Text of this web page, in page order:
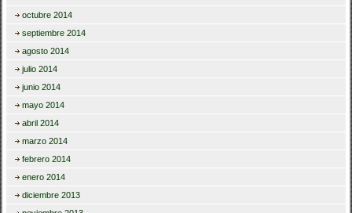
octubre 2014
septiembre 2014
agosto 2014
julio 2014
junio 2014
mayo 2014
abril 2014
marzo 2014
febrero 2014
enero 2014
diciembre 2013